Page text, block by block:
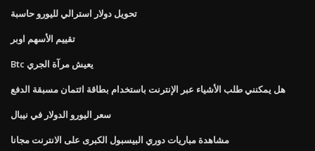
تحويل دولار استرالي لليورو حاسبة
تقييم الأسهم اوبر
Btc يعيش مرآة الجري
هل يمكنني طلب الأشياء عبر الإنترنت باستخدام بطاقة ائتمان مسبقة الدفع
سعر اليورو الدولار في نيبال
مشاهدة مباريات دوري البيسبول الكبرى على الانترنت مجانا